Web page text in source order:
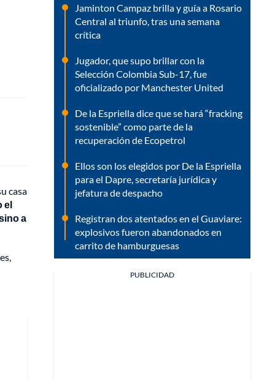
casa
el
a
Jaminton Campaz brilla y guía a Rosario
Central al triunfo, tras una semana
crítica
Jugador, que supo brillar con la
Selección Colombia Sub-17, fue
oficializado por Manchester United
De la Espriella dice que se hará “fracking
sostenible” como parte de la
recuperación de Ecopetrol
Ellos son los elegidos por De la Espriella
para el Dapre, secretaría jurídica y
jefatura de despacho
Registran dos atentados en el Guaviare:
explosivos fueron abandonados en
carrito de hamburguesas
PUBLICIDAD